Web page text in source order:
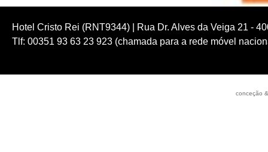
Hotel Cristo Rei (RNT9344) | Rua Dr. Alves da Veiga 21 -
Tlf: 00351 93 63 23 923 (chamada para a rede móvel
conceção